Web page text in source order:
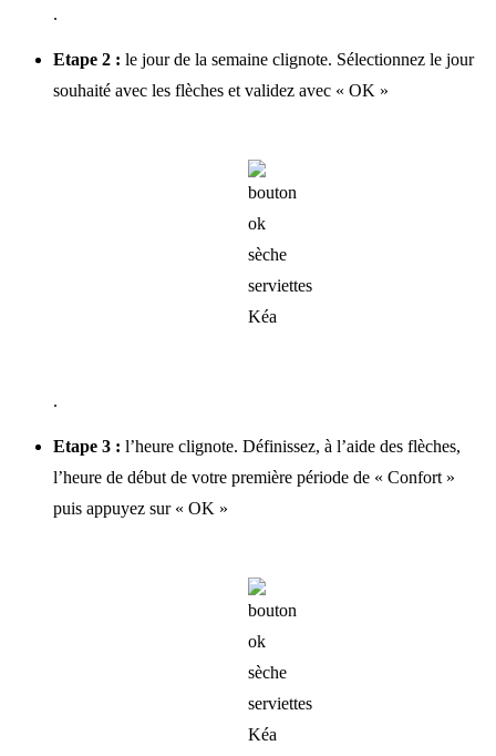
.
Etape 2 : le jour de la semaine clignote. Sélectionnez le jour
souhaité avec les flèches et validez avec « OK »
.
Etape 3 : l’heure clignote. Définissez, à l’aide des flèches,
l’heure de début de votre première période de « Confort »
puis appuyez sur « OK »